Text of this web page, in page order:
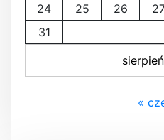
24
25 26
31
«